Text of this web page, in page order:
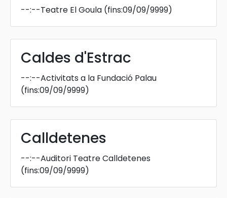
--:--Teatre El Goula (fins:09/09/9999)
Caldes d'Estrac
--:--Activitats a la Fundació Palau
(fins:09/09/9999)
Calldetenes
--:--Auditori Teatre Calldetenes
(fins:09/09/9999)